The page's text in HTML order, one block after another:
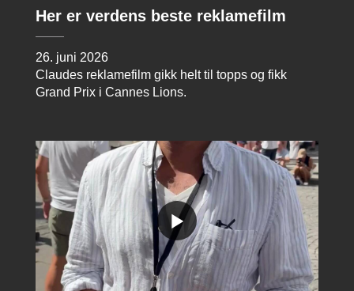
Her er verdens beste reklamefilm
26. juni 2026
Claudes reklamefilm gikk helt til topps og fikk
Grand Prix i Cannes Lions.